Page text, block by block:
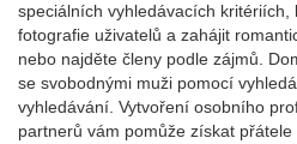
speciálních vyhledávacích
fotografie uživatelů a zahájit
nebo najděte členy podle zájmů.
se svobodnými muži pomocí
vyhledávání. Vytvoření osobního
partnerů vám pomůže získat